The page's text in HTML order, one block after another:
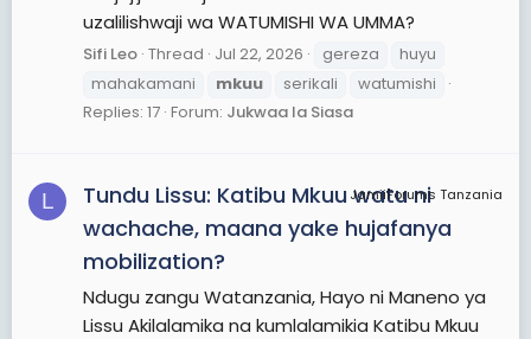
uzalilishwaji wa WATUMISHI WA UMMA?
Sifi Leo Thread Jul 22, 2026 gereza
huyu
mahakamani
mkuu serikali
watumishi
Replies: 17 Forum: Jukwaa la Siasa
L JamiiForums Tanzania
Tundu Lissu: Katibu Mkuu watu ni
wachache, maana yake hujafanya
mobilization?
Ndugu zangu Watanzania, Hayo ni Maneno ya
Lissu Akilalamika na kumlalamikia Katibu Mkuu